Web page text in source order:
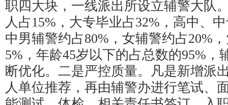
职四大块，一线派出所设立辅警大队
人占15%，大专毕业占32%，高中、
中男辅警约占80%，女辅警约占20%
5%，年龄45岁以下的占总数的95%，
断优化。二是严控质量。凡是新增派
人单位推荐，再由辅警办进行笔试、